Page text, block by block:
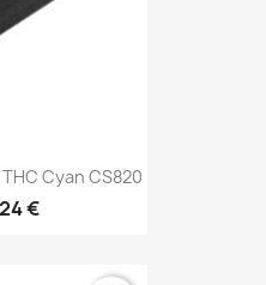
Cyan CS820
€